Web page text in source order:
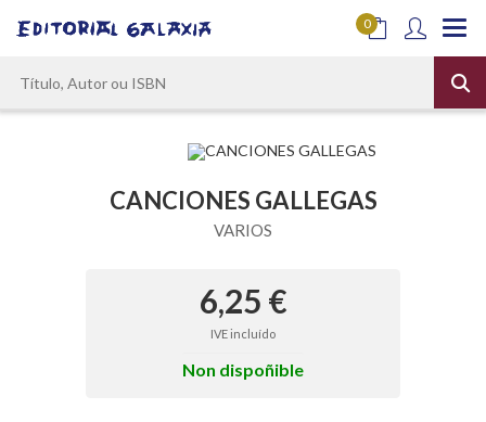
0
CANCIONES GALLEGAS
VARIOS
6,25 €
IVE incluído
Non dispoñible